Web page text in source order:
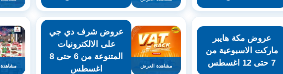
عروض مكة هايبر
ماركت الاسبوعية من
7 حتى 12 اغسطس
مشاهدة العرض
عروض شرف دي جي
على الالكترونيات
المتنوعة من 6 حتى 8
اغسطس